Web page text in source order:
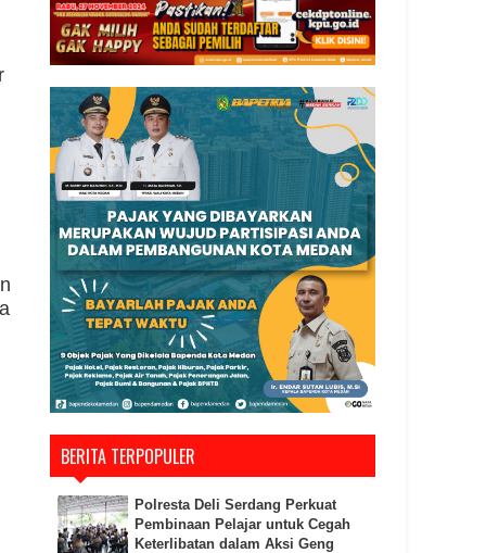
BERITA TERPOPULER
Polresta Deli Serdang Perkuat
Pembinaan Pelajar untuk Cegah
Keterlibatan dalam Aksi Geng